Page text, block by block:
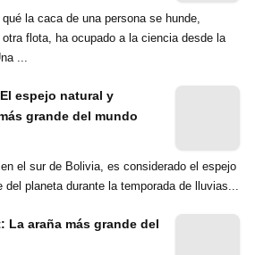
la caca de una persona se hunde,
flota, ha ocupado a la ciencia desde la
...
espejo natural y
grande del mundo
el sur de Bolivia, es considerado el espejo
del planeta durante la temporada de lluvias...
La araña más grande del